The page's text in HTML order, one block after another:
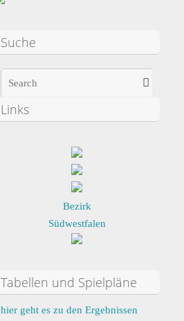
Suche
Links
Bezirk
Südwestfalen
Tabellen und Spielpläne
hier geht es zu den Ergebnissen